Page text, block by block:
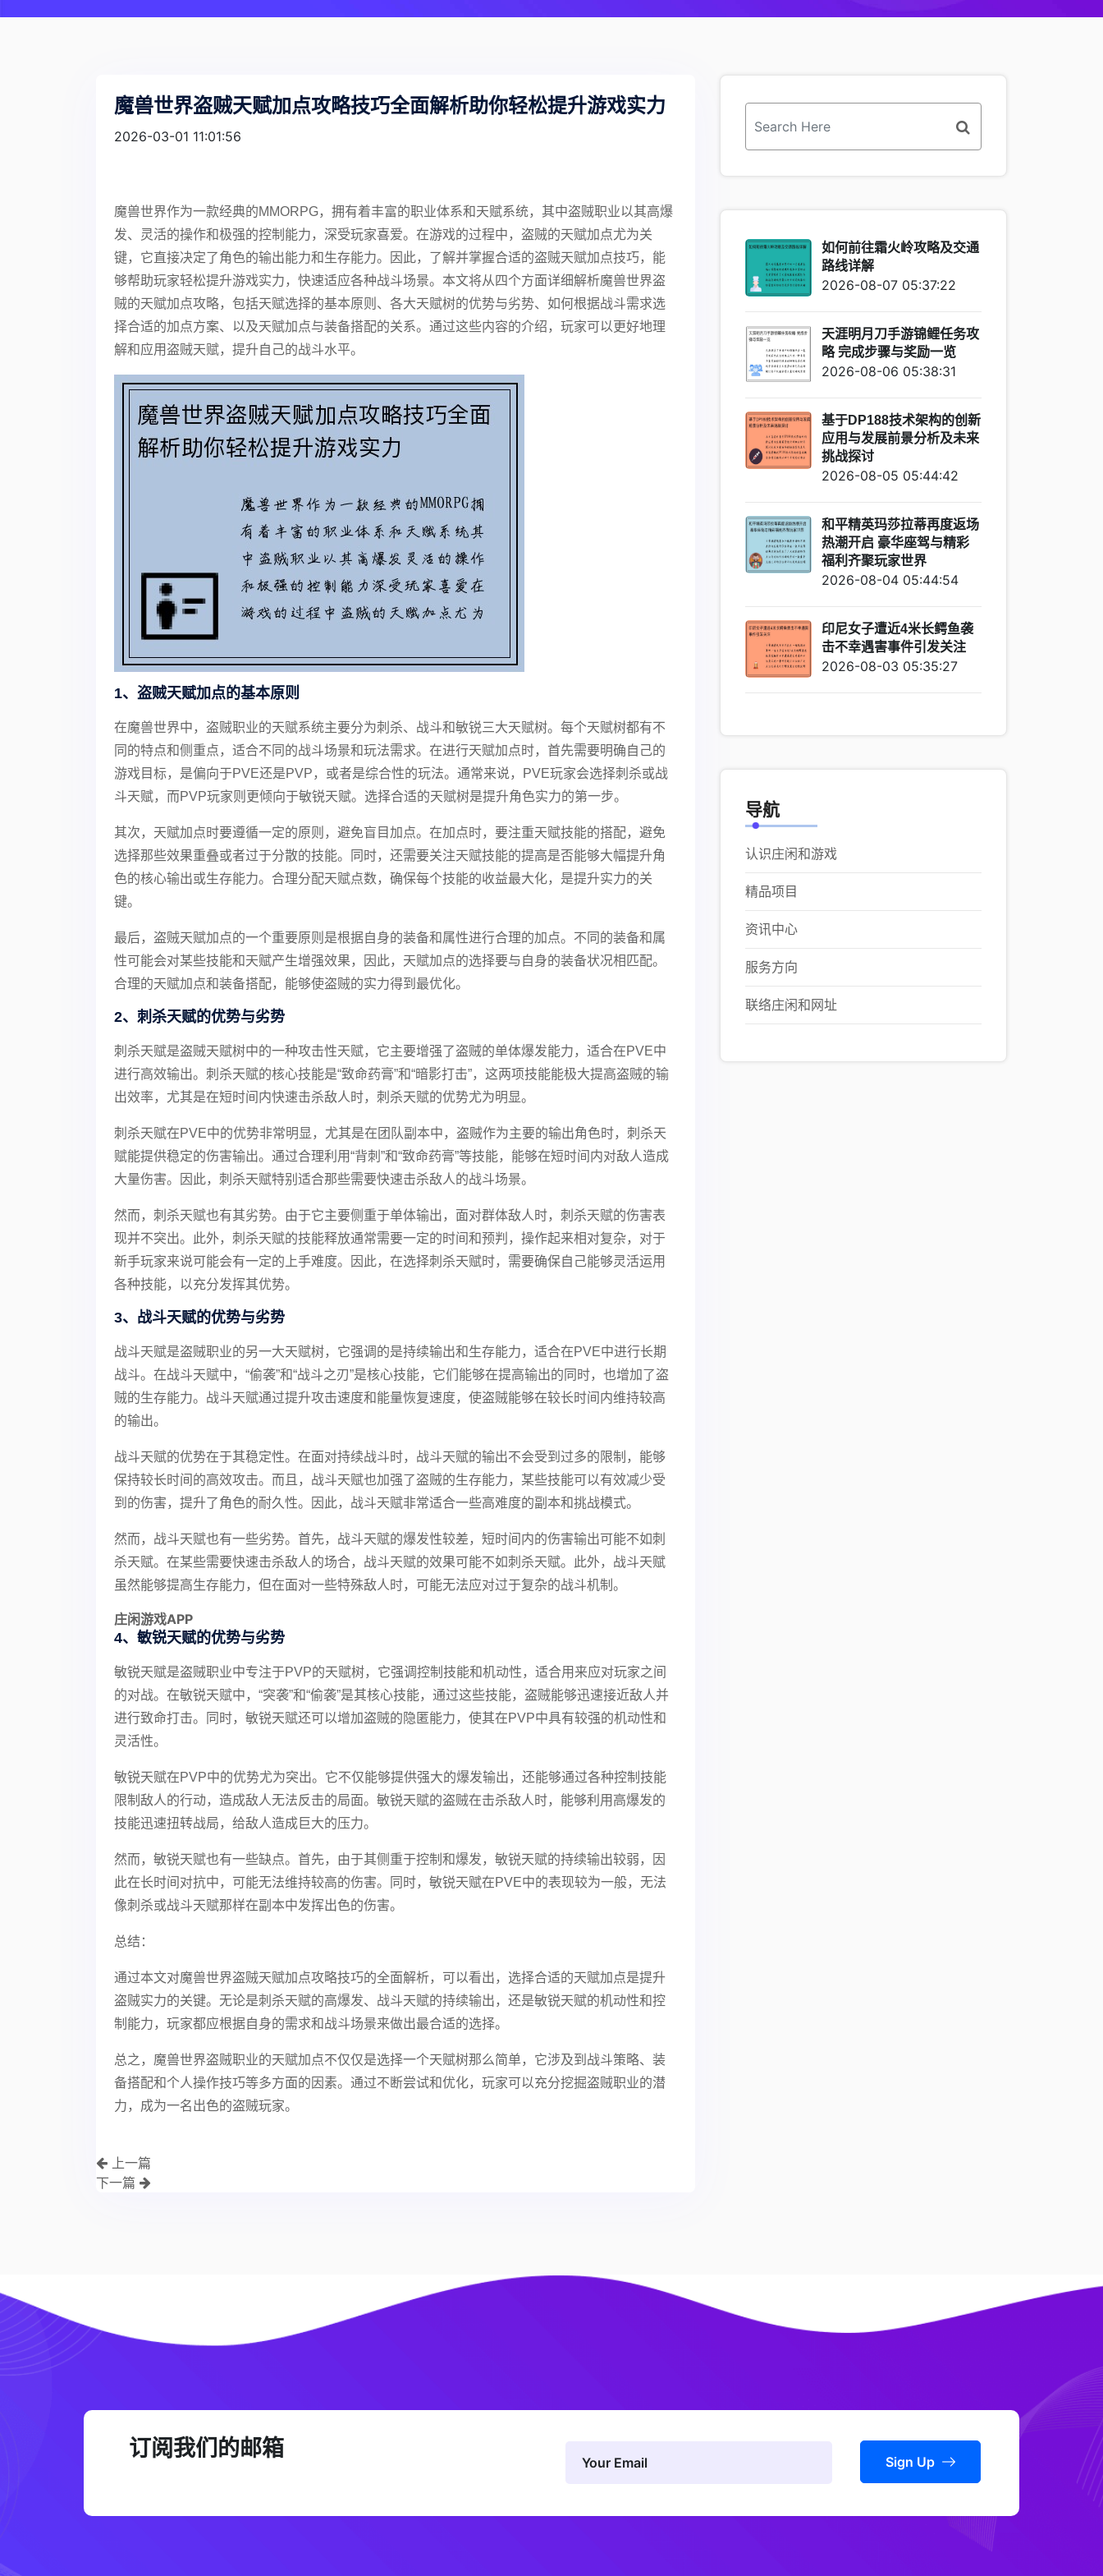
魔兽世界盗贼天赋加点攻略技巧全面解析助你轻松提升游戏实力
2026-03-01 11:01:56
魔兽世界作为一款经典的MMORPG，拥有着丰富的职业体系和天赋系统，其中盗贼职业以其高爆
发、灵活的操作和极强的控制能力，深受玩家喜爱。在游戏的过程中，盗贼的天赋加点尤为关
键，它直接决定了角色的输出能力和生存能力。因此，了解并掌握合适的盗贼天赋加点技巧，能
够帮助玩家轻松提升游戏实力，快速适应各种战斗场景。本文将从四个方面详细解析魔兽世界盗
贼的天赋加点攻略，包括天赋选择的基本原则、各大天赋树的优势与劣势、如何根据战斗需求选
择合适的加点方案、以及天赋加点与装备搭配的关系。通过这些内容的介绍，玩家可以更好地理
解和应用盗贼天赋，提升自己的战斗水平。
1、盗贼天赋加点的基本原则
在魔兽世界中，盗贼职业的天赋系统主要分为刺杀、战斗和敏锐三大天赋树。每个天赋树都有不
同的特点和侧重点，适合不同的战斗场景和玩法需求。在进行天赋加点时，首先需要明确自己的
游戏目标，是偏向于PVE还是PVP，或者是综合性的玩法。通常来说，PVE玩家会选择刺杀或战
斗天赋，而PVP玩家则更倾向于敏锐天赋。选择合适的天赋树是提升角色实力的第一步。
其次，天赋加点时要遵循一定的原则，避免盲目加点。在加点时，要注重天赋技能的搭配，避免
选择那些效果重叠或者过于分散的技能。同时，还需要关注天赋技能的提高是否能够大幅提升角
色的核心输出或生存能力。合理分配天赋点数，确保每个技能的收益最大化，是提升实力的关
键。
最后，盗贼天赋加点的一个重要原则是根据自身的装备和属性进行合理的加点。不同的装备和属
性可能会对某些技能和天赋产生增强效果，因此，天赋加点的选择要与自身的装备状况相匹配。
合理的天赋加点和装备搭配，能够使盗贼的实力得到最优化。
2、刺杀天赋的优势与劣势
刺杀天赋是盗贼天赋树中的一种攻击性天赋，它主要增强了盗贼的单体爆发能力，适合在PVE中
进行高效输出。刺杀天赋的核心技能是“致命药膏”和“暗影打击”，这两项技能能极大提高盗贼的输
出效率，尤其是在短时间内快速击杀敌人时，刺杀天赋的优势尤为明显。
刺杀天赋在PVE中的优势非常明显，尤其是在团队副本中，盗贼作为主要的输出角色时，刺杀天
赋能提供稳定的伤害输出。通过合理利用“背刺”和“致命药膏”等技能，能够在短时间内对敌人造成
大量伤害。因此，刺杀天赋特别适合那些需要快速击杀敌人的战斗场景。
然而，刺杀天赋也有其劣势。由于它主要侧重于单体输出，面对群体敌人时，刺杀天赋的伤害表
现并不突出。此外，刺杀天赋的技能释放通常需要一定的时间和预判，操作起来相对复杂，对于
新手玩家来说可能会有一定的上手难度。因此，在选择刺杀天赋时，需要确保自己能够灵活运用
各种技能，以充分发挥其优势。
3、战斗天赋的优势与劣势
战斗天赋是盗贼职业的另一大天赋树，它强调的是持续输出和生存能力，适合在PVE中进行长期
战斗。在战斗天赋中，“偷袭”和“战斗之刃”是核心技能，它们能够在提高输出的同时，也增加了盗
贼的生存能力。战斗天赋通过提升攻击速度和能量恢复速度，使盗贼能够在较长时间内维持较高
的输出。
战斗天赋的优势在于其稳定性。在面对持续战斗时，战斗天赋的输出不会受到过多的限制，能够
保持较长时间的高效攻击。而且，战斗天赋也加强了盗贼的生存能力，某些技能可以有效减少受
到的伤害，提升了角色的耐久性。因此，战斗天赋非常适合一些高难度的副本和挑战模式。
然而，战斗天赋也有一些劣势。首先，战斗天赋的爆发性较差，短时间内的伤害输出可能不如刺
杀天赋。在某些需要快速击杀敌人的场合，战斗天赋的效果可能不如刺杀天赋。此外，战斗天赋
虽然能够提高生存能力，但在面对一些特殊敌人时，可能无法应对过于复杂的战斗机制。
庄闲游戏APP
4、敏锐天赋的优势与劣势
敏锐天赋是盗贼职业中专注于PVP的天赋树，它强调控制技能和机动性，适合用来应对玩家之间
的对战。在敏锐天赋中，“突袭”和“偷袭”是其核心技能，通过这些技能，盗贼能够迅速接近敌人并
进行致命打击。同时，敏锐天赋还可以增加盗贼的隐匿能力，使其在PVP中具有较强的机动性和
灵活性。
敏锐天赋在PVP中的优势尤为突出。它不仅能够提供强大的爆发输出，还能够通过各种控制技能
限制敌人的行动，造成敌人无法反击的局面。敏锐天赋的盗贼在击杀敌人时，能够利用高爆发的
技能迅速扭转战局，给敌人造成巨大的压力。
然而，敏锐天赋也有一些缺点。首先，由于其侧重于控制和爆发，敏锐天赋的持续输出较弱，因
此在长时间对抗中，可能无法维持较高的伤害。同时，敏锐天赋在PVE中的表现较为一般，无法
像刺杀或战斗天赋那样在副本中发挥出色的伤害。
总结：
通过本文对魔兽世界盗贼天赋加点攻略技巧的全面解析，可以看出，选择合适的天赋加点是提升
盗贼实力的关键。无论是刺杀天赋的高爆发、战斗天赋的持续输出，还是敏锐天赋的机动性和控
制能力，玩家都应根据自身的需求和战斗场景来做出最合适的选择。
总之，魔兽世界盗贼职业的天赋加点不仅仅是选择一个天赋树那么简单，它涉及到战斗策略、装
备搭配和个人操作技巧等多方面的因素。通过不断尝试和优化，玩家可以充分挖掘盗贼职业的潜
力，成为一名出色的盗贼玩家。
上一篇
下一篇
如何前往霜火岭攻略及交通
路线详解
2026-08-07 05:37:22
天涯明月刀手游锦鲤任务攻
略 完成步骤与奖励一览
2026-08-06 05:38:31
基于DP188技术架构的创新
应用与发展前景分析及未来
挑战探讨
2026-08-05 05:44:42
和平精英玛莎拉蒂再度返场
热潮开启 豪华座驾与精彩
福利齐聚玩家世界
2026-08-04 05:44:54
印尼女子遭近4米长鳄鱼袭
击不幸遇害事件引发关注
2026-08-03 05:35:27
导航
认识庄闲和游戏
精品项目
资讯中心
服务方向
联络庄闲和网址
订阅我们的邮箱
Sign Up